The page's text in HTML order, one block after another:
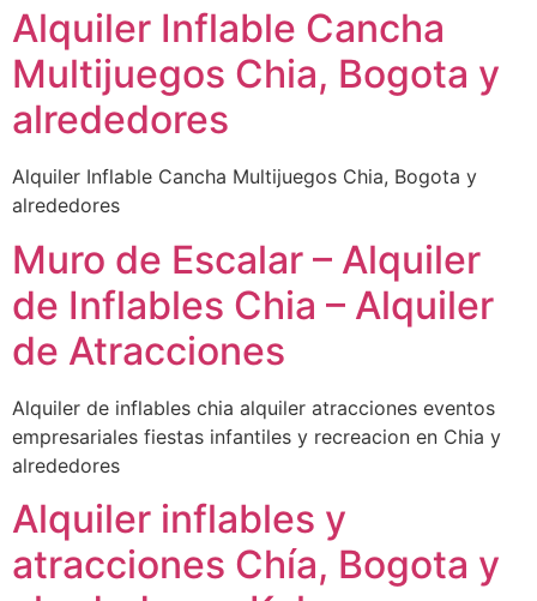
Alquiler Inflable Cancha
Multijuegos Chia, Bogota y
alrededores
Alquiler Inflable Cancha Multijuegos Chia, Bogota y
alrededores
Muro de Escalar – Alquiler
de Inflables Chia – Alquiler
de Atracciones
Alquiler de inflables chia alquiler atracciones eventos
empresariales fiestas infantiles y recreacion en Chia y
alrededores
Alquiler inflables y
atracciones Chía, Bogota y